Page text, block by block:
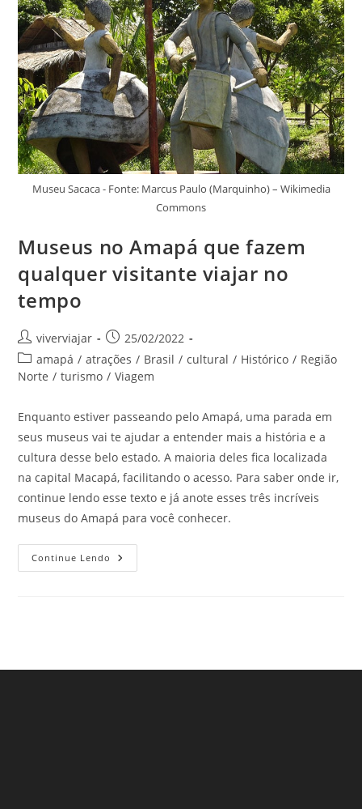
Museu Sacaca - Fonte: Marcus Paulo (Marquinho) – Wikimedia
Commons
Museus no Amapá que fazem
qualquer visitante viajar no
tempo
Autor
do
post:
viverviajar
Post
publicado:
25/02/2022
Categoria
do
amapá / atrações / Brasil / cultural / Histórico / Região
Norte / turismo / Viagem
Enquanto estiver passeando pelo Amapá, uma parada em
seus museus vai te ajudar a entender mais a história e a
cultura desse belo estado. A maioria deles fica localizada
na capital Macapá, facilitando o acesso. Para saber onde ir,
continue lendo esse texto e já anote esses três incríveis
museus do Amapá para você conhecer.
Continue Lendo Museus
No